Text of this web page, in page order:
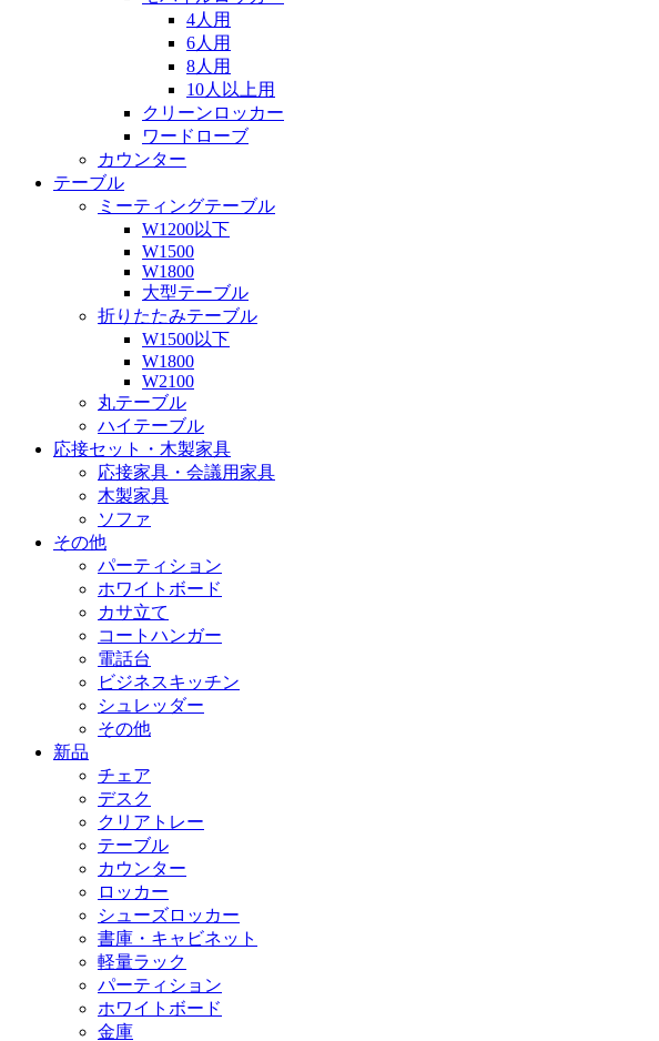
4人用
6人用
8人用
10人以上用
クリーンロッカー
ワードローブ
カウンター
テーブル
ミーティングテーブル
W1200以下
W1500
W1800
大型テーブル
折りたたみテーブル
W1500以下
W1800
W2100
丸テーブル
ハイテーブル
応接セット・木製家具
応接家具・会議用家具
木製家具
ソファ
その他
パーティション
ホワイトボード
カサ立て
コートハンガー
電話台
ビジネスキッチン
シュレッダー
その他
新品
チェア
デスク
クリアトレー
テーブル
カウンター
ロッカー
シューズロッカー
書庫・キャビネット
軽量ラック
パーティション
ホワイトボード
金庫